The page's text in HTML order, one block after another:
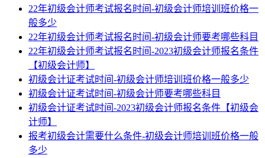
22年初级会计师考试报名时间-初级会计师培训班价格一
般多少
22年初级会计师考试报名时间-初级会计师要考哪些科目
22年初级会计师考试报名时间-2023初级会计师报名条件
【初级会计师】
初级会计证考试时间-初级会计师培训班价格一般多少
初级会计证考试时间-初级会计师要考哪些科目
初级会计证考试时间-2023初级会计师报名条件【初级会
计师】
报考初级会计需要什么条件-初级会计师培训班价格一般
多少